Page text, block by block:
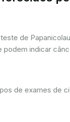
de
indicar
de exames